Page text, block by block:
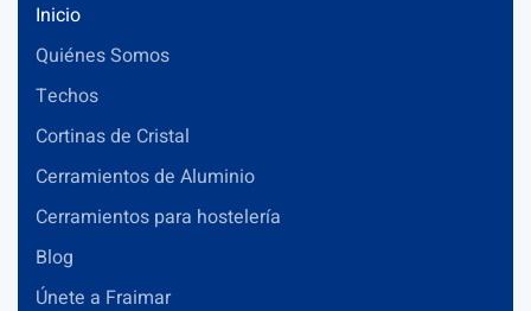
Inicio
Quiénes Somos
Techos
Cortinas de Cristal
Cerramientos de Aluminio
Cerramientos para hostelería
Blog
Únete a Fraimar